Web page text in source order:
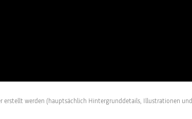
werden (hauptsächlich Hintergrunddetails, Illustrationen